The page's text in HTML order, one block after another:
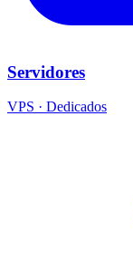
Servidores
VPS · Dedicados